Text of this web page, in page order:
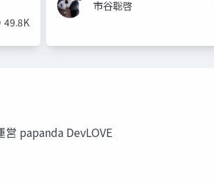
49.8K
市谷聡啓
営 papanda DevLOVE